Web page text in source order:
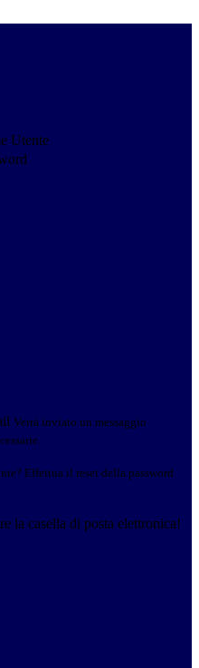
Utente
Verrà inviato un messaggio
Effettua il reset della password
la casella di posta elettronica!